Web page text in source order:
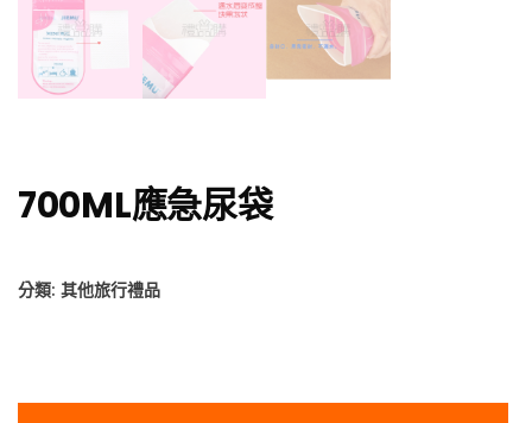
700ML應急尿袋
分類: 其他旅行禮品